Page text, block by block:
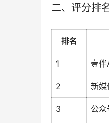
二、评分排
排名
1 壹
2 新媒
3 公